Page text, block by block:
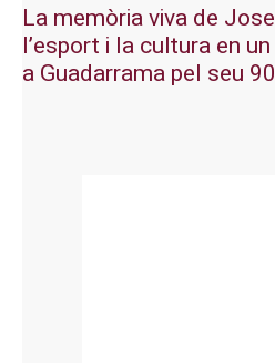
La memòria viva de
l’esport i la cultura en
a Guadarrama pel seu